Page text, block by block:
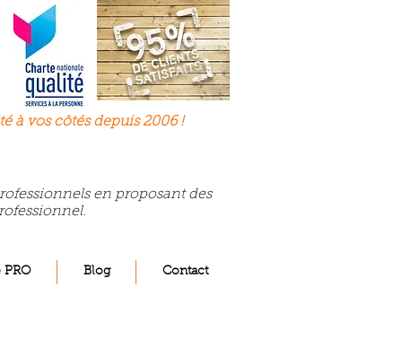
à voscôtés depuis 2006 !
en proposant des
PRO Blog Contact